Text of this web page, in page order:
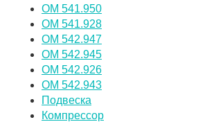
OM 541.950
OM 541.928
OM 542.947
OM 542.945
OM 542.926
OM 542.943
Подвеска
Компрессор